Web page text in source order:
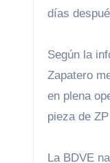
días
Según la
Zapatero
en plena
pieza de
La BDVE